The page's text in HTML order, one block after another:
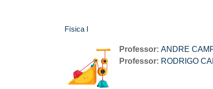
Física I
Professor: ANDRE
Professor: RODRIGO